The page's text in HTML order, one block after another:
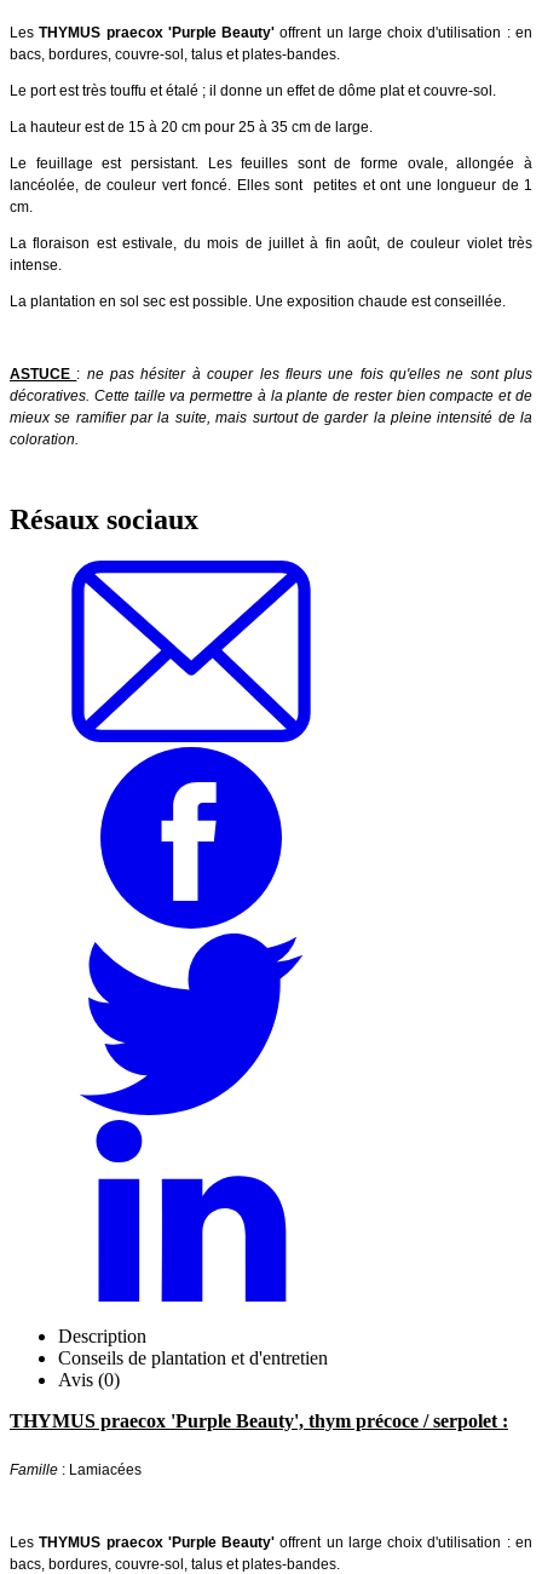
Les THYMUS praecox 'Purple Beauty'offrent un large choix d'utilisation : en
bacs, bordures, couvre-sol, talus et plates-bandes.
Le port est très touffu et étalé ; il donne un effet de dôme plat et couvre-sol.
La hauteur est de 15 à 20 cm pour 25 à 35 cm de large.
Le feuillage est persistant. Les feuilles sont de forme ovale, allongée à
lancéolée, de couleur vert foncé. Elles sont petites et ont une longueur de 1
cm.
La floraison est estivale, du mois de juillet à fin août, de couleur violet très
intense.
La plantation en sol sec est possible. Une exposition chaude est conseillée.
ASTUCE : ne pas hésiter à couper les fleurs une fois qu'elles ne sont plus
décoratives. Cette taille va permettre à la plante de rester bien compacte et de
mieux se ramifier par la suite, mais surtout de garder la pleine intensité de la
coloration.
Résaux sociaux
Description
Conseils de plantation et d'entretien
Avis (0)
THYMUS praecox 'Purple Beauty', thym précoce / serpolet :
Famille : Lamiacées
Les THYMUS praecox 'Purple Beauty'offrent un large choix d'utilisation : en
bacs, bordures, couvre-sol, talus et plates-bandes.